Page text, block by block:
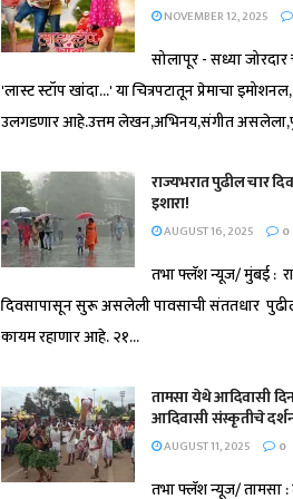
NOVEMBER 12, 2025
सोलापूर - सध्या
'लास्ट स्टॉप खांदा...' या चित्रपटातून प्रेमाचा इमोशनल,
उलगडणार आहे.उत्तम लेखन,अभिनय,संगीत
राज्यभरात पुढील चार
इशारा!
AUGUST 16, 2025 0
तभा फ्लॅश न्यूज/ मुंबई :
दिवसापासून सुरू असलेली पावसाची संततधार
कायम रहाणार आहे. २१...
तामसा येथे आदिवासी
आदिवासी संस्कृतीचे
AUGUST 11, 2025 0
तभा फ्लॅश न्यूज/ तामसा :